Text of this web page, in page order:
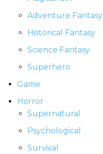
Adventure Fantasy
Historical Fantasy
Science Fantasy
Superhero
Game
Horror
Supernatural
Psychological
Survival